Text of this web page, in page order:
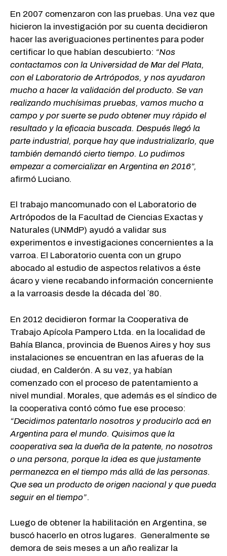
En 2007 comenzaron con las pruebas. Una vez que
hicieron la investigación por su cuenta decidieron
hacer las averiguaciones pertinentes para poder
certificar lo que habían descubierto: “Nos
contactamos con la Universidad de Mar del Plata,
con el Laboratorio de Artrópodos, y nos ayudaron
mucho a hacer la validación del producto. Se van
realizando muchísimas pruebas, vamos mucho a
campo y por suerte se pudo obtener muy rápido el
resultado y la eficacia buscada. Después llegó la
parte industrial, porque hay que industrializarlo, que
también demandó cierto tiempo. Lo pudimos
empezar a comercializar en Argentina en 2016”,
afirmó Luciano.
El trabajo mancomunado con el Laboratorio de
Artrópodos de la Facultad de Ciencias Exactas y
Naturales (UNMdP) ayudó a validar sus
experimentos e investigaciones concernientes a la
varroa. El Laboratorio cuenta con un grupo
abocado al estudio de aspectos relativos a éste
ácaro y viene recabando información concerniente
a la varroasis desde la década del ´80.
En 2012 decidieron formar la Cooperativa de
Trabajo Apícola Pampero Ltda. en la localidad de
Bahía Blanca, provincia de Buenos Aires y hoy sus
instalaciones se encuentran en las afueras de la
ciudad, en Calderón. A su vez, ya habían
comenzado con el proceso de patentamiento a
nivel mundial. Morales, que además es el síndico de
la cooperativa contó cómo fue ese proceso:
“Decidimos patentarlo nosotros y producirlo acá en
Argentina para el mundo. Quisimos que la
cooperativa sea la dueña de la patente, no nosotros
o una persona, porque la idea es que justamente
permanezca en el tiempo más allá de las personas.
Que sea un producto de origen nacional y que pueda
seguir en el tiempo”.
Luego de obtener la habilitación en Argentina, se
buscó hacerlo en otros lugares. Generalmente se
demora de seis meses a un año realizar la